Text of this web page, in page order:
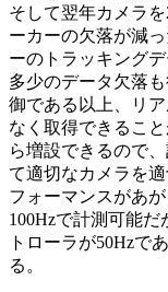
そして翌年カメラ
ーカーの欠落が減
ーのトラッキング
多少のデータ欠落
御である以上、リ
なく取得できるこ
ら増設できるので
て適切なカメラを
フォーマンスがあ
100Hzで計測可能
トローラが50Hzで
る。